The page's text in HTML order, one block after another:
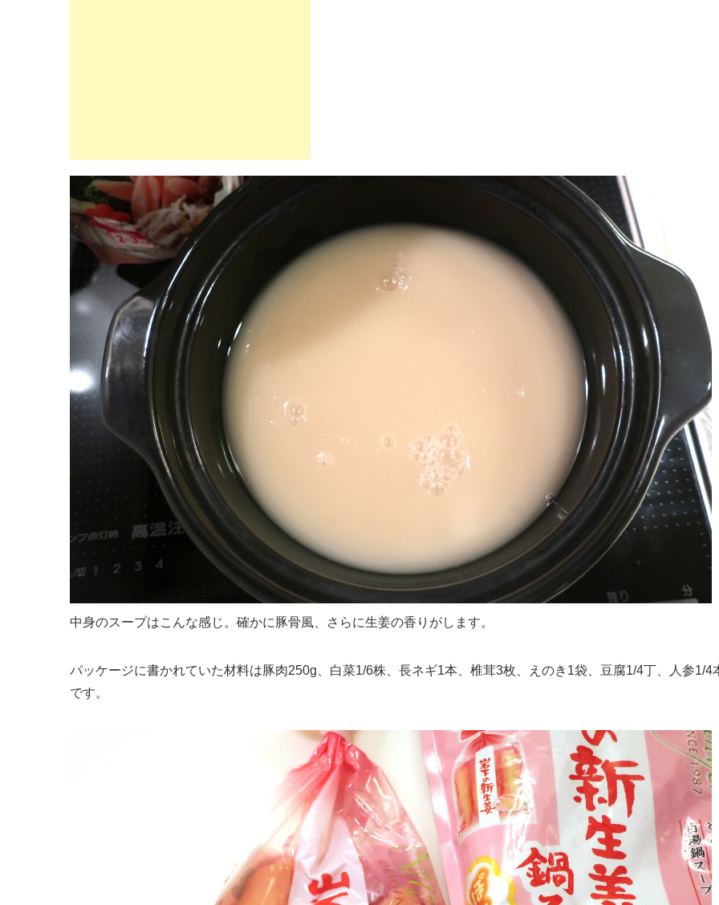
中身のスープはこんな感じ。確かに豚骨風、さらに生姜の香りがします。
パッケージに書かれていた材料は豚肉250g、白菜1/6株、長ネギ1本、椎茸3枚、えのき1袋、豆腐1/4丁、人参1/4
です。